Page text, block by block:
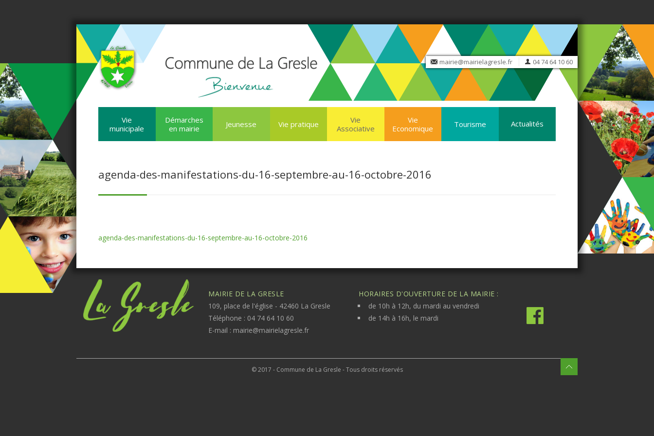
mairie@mairielagresle.fr 04 74 64 10 60
Vie
municipale
Démarches
en mairie
Jeunesse Vie pratique
Vie
Associative
Vie
Economique
Tourisme Actualités
agenda-des-manifestations-du-16-septembre-au-16-octobre-2016
agenda-des-manifestations-du-16-septembre-au-16-octobre-2016
MAIRIE DE LA GRESLE
109, place de l'église - 42460 La Gresle
Téléphone : 04 74 64 10 60
E-mail : mairie@mairielagresle.fr
HORAIRES D'OUVERTURE DE LA MAIRIE :
de 10h à 12h, du mardi au vendredi
de 14h à 16h, le mardi
© 2017 - Commune de La Gresle - Tous droits réservés